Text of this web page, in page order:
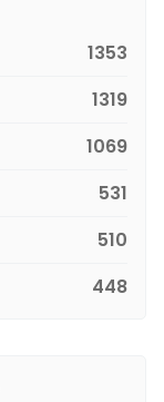
1353
1319
1069
531
510
448